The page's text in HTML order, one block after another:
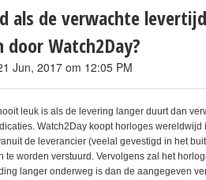
als de verwachte
door Watch2Day?
Jun, 2017 om 12:05 PM
leuk is als de levering langer duurt dan
Watch2Day koopt horloges
de leverancier (veelal gevestigd in het
te worden verstuurd. Vervolgens zal het
langer onderweg is dan de aangegeven